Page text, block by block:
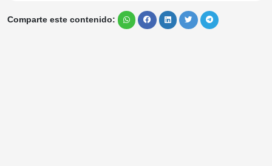
Comparte este contenido: